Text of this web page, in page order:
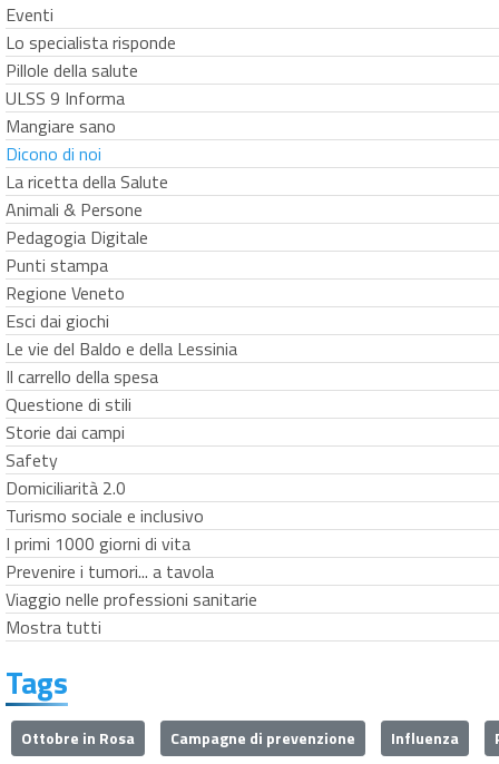
Eventi
Lo specialista risponde
Pillole della salute
ULSS 9 Informa
Mangiare sano
Dicono di noi
La ricetta della Salute
Animali & Persone
Pedagogia Digitale
Punti stampa
Regione Veneto
Esci dai giochi
Le vie del Baldo e della Lessinia
Il carrello della spesa
Questione di stili
Storie dai campi
Safety
Domiciliarità 2.0
Turismo sociale e inclusivo
I primi 1000 giorni di vita
Prevenire i tumori... a tavola
Viaggio nelle professioni sanitarie
Mostra tutti
Tags
Ottobre in Rosa Campagne di prevenzione Influenza